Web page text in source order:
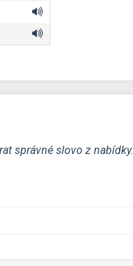
správné slovo z nabídky.